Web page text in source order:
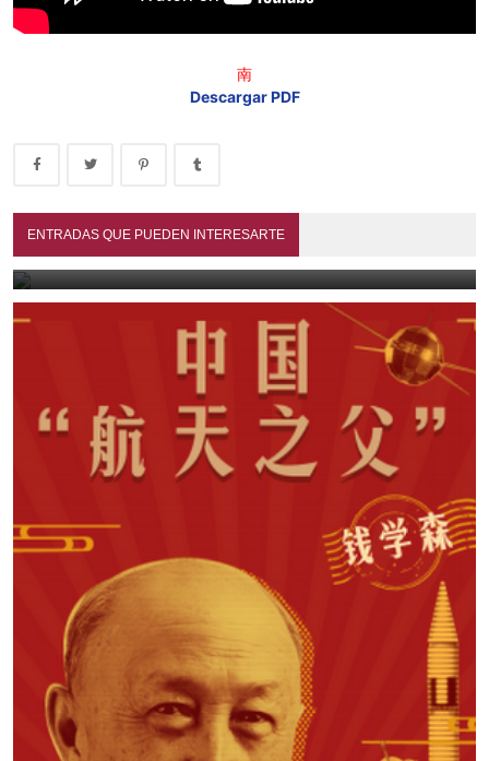
南
Descargar PDF
ENTRADAS QUE PUEDEN INTERESARTE
Mis mayores y paisanos (1990)
July 13, 2026